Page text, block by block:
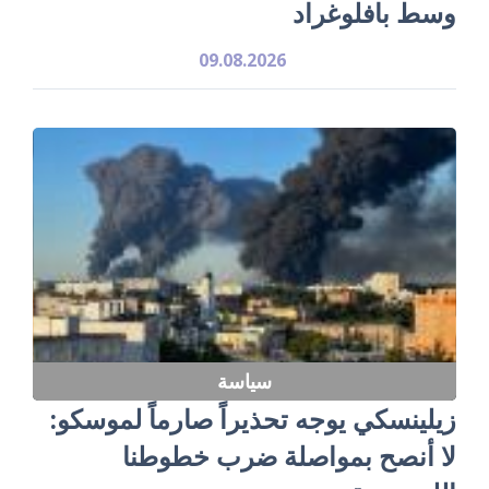
وسط بافلوغراد
09.08.2026
سياسة
زيلينسكي يوجه تحذيراً صارماً لموسكو:
لا أنصح بمواصلة ضرب خطوطنا